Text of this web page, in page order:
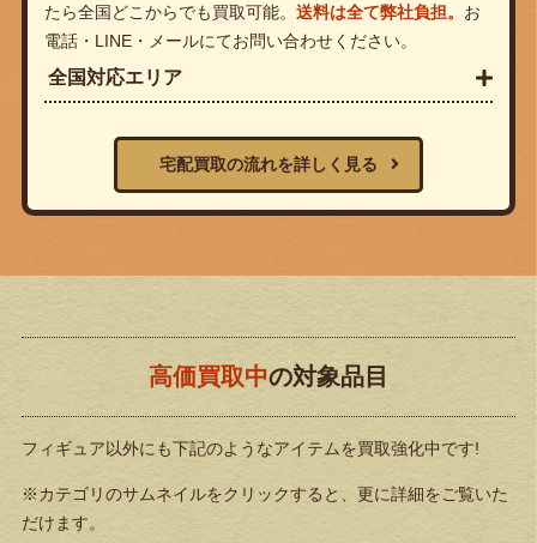
たら全国どこからでも買取可能。 送料は全て弊社負担。 お
電話・LINE・メールにてお問い合わせください。
全国対応エリア
宅配買取の流れを詳しく見る
高価買取中の対象品目
フィギュア以外にも下記のようなアイテムを買取強化中です!
※カテゴリのサムネイルをクリックすると、更に詳細をご覧いた
だけます。